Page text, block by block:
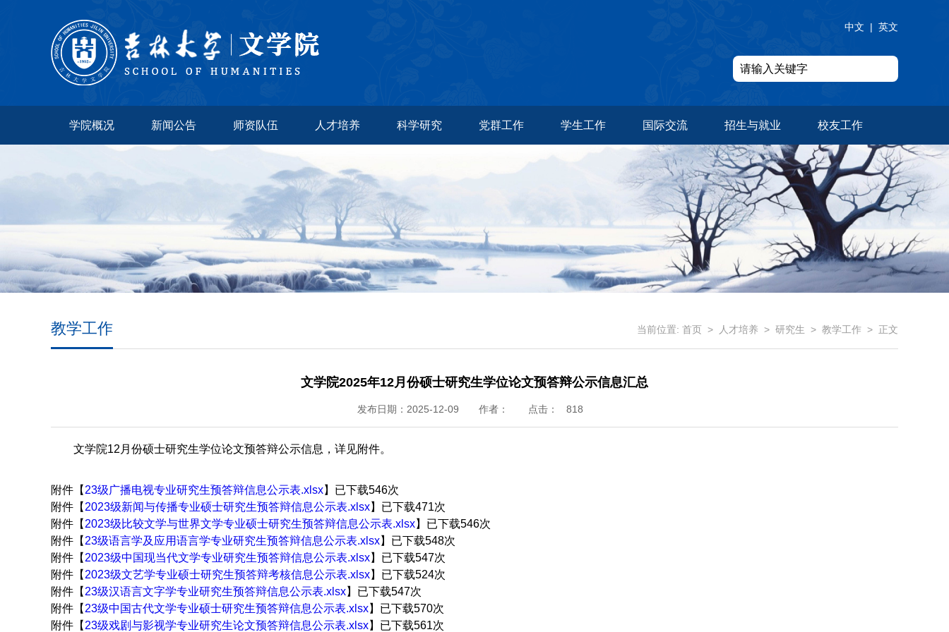
中文 | 英文
学院概况 新闻公告 师资队伍 人才培养 科学研究 党群工作 学生工作 国际交流 招生与就业 校友工作
当前位置: 首页 > 人才培养 > 研究生 > 教学工作 > 正文
教学工作
文学院2025年12月份硕士研究生学位论文预答辩公示信息汇总
发布日期：2025-12-09 作者： 点击： 818
文学院12月份硕士研究生学位论文预答辩公示信息，详见附件。
附件【 23级广播电视专业研究生预答辩信息公示表.xlsx】已下载546次
附件【 2023级新闻与传播专业硕士研究生预答辩信息公示表.xlsx】已下载471次
附件【 2023级比较文学与世界文学专业硕士研究生预答辩信息公示表.xlsx】已下载546次
附件【 23级语言学及应用语言学专业研究生预答辩信息公示表.xlsx】已下载548次
附件【 2023级中国现当代文学专业研究生预答辩信息公示表.xlsx】已下载547次
附件【 2023级文艺学专业硕士研究生预答辩考核信息公示表.xlsx】已下载524次
附件【 23级汉语言文字学专业研究生预答辩信息公示表.xlsx】已下载547次
附件【 23级中国古代文学专业硕士研究生预答辩信息公示表.xlsx】已下载570次
附件【 23级戏剧与影视学专业研究生论文预答辩信息公示表.xlsx】已下载561次